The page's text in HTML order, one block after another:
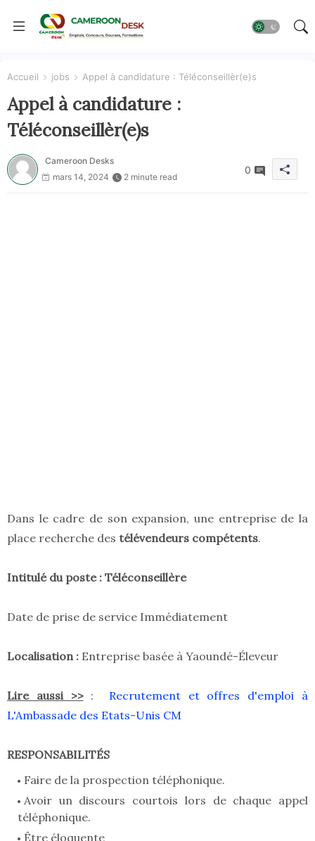
Accueil jobs Appel à candidature : Téléconseillèr(e)s
Appel à candidature :
Téléconseillèr(e)s
Cameroon Desks
mars 14, 2024
2 minute read
0
Dans le cadre de son expansion, une entreprise de la
place recherche des télévendeurs compétents.
Intitulé du poste : Téléconseillère
Date de prise de service Immédiatement
Localisation : Entreprise basée à Yaoundé-Éleveur
Lire aussi >>: Recrutement et offres d'emploi à
L'Ambassade des Etats-Unis CM
RESPONSABILITÉS
Faire de la prospection téléphonique.
Avoir un discours courtois lors de chaque appel
téléphonique.
Être éloquente